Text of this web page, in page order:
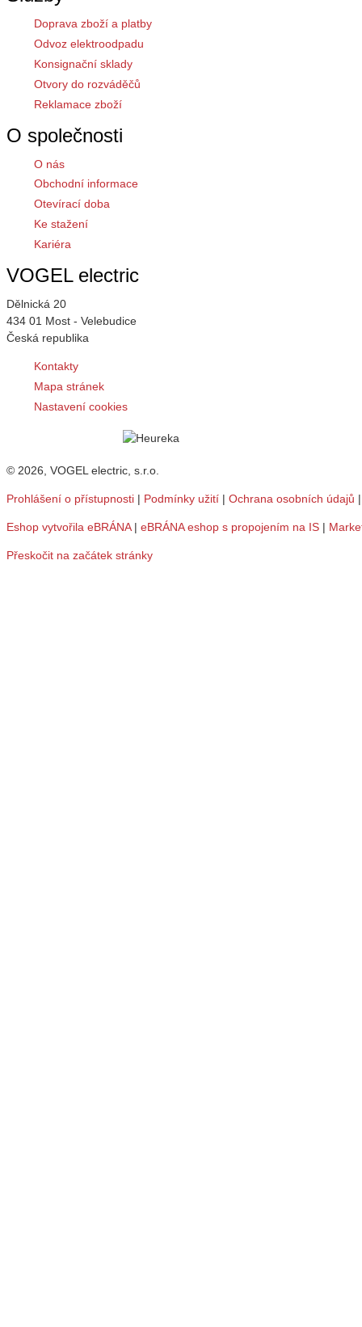
Doprava zboží a platby
Odvoz elektroodpadu
Konsignační sklady
Otvory do rozváděčů
Reklamace zboží
O společnosti
O nás
Obchodní informace
Otevírací doba
Ke stažení
Kariéra
VOGEL electric
Dělnická 20
434 01 Most - Velebudice
Česká republika
Kontakty
Mapa stránek
Nastavení cookies
© 2026, VOGEL electric, s.r.o.
Prohlášení o přístupnosti | Podmínky užití | Ochrana osobních údajů
Eshop vytvořila eBRÁNA| eBRÁNA eshop s propojením na IS |
Přeskočit na začátek stránky